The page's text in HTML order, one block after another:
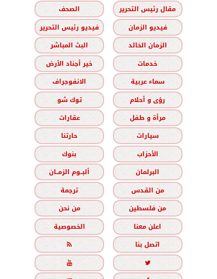
مقال رئيس التحرير
الصحف
فيديو الزمان
فيديو رئيس التحرير
الزمان الخالد
البث المباشر
خدمات
خير أجناد الأرض
سماء عربية
الانفوجراف
رؤى و أحلام
توك شو
مرأة و طفل
عقارات
سيارات
حارتنا
الأحزاب
بنوك
البرلمان
ألبــوم الزمــان
من القدس
ترجمة
من فلسطين
من نحن
اعلن معنا
الخصوصية
اتصل بنا


